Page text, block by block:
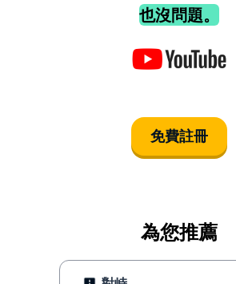
也沒問題。
免費註冊
為您推薦